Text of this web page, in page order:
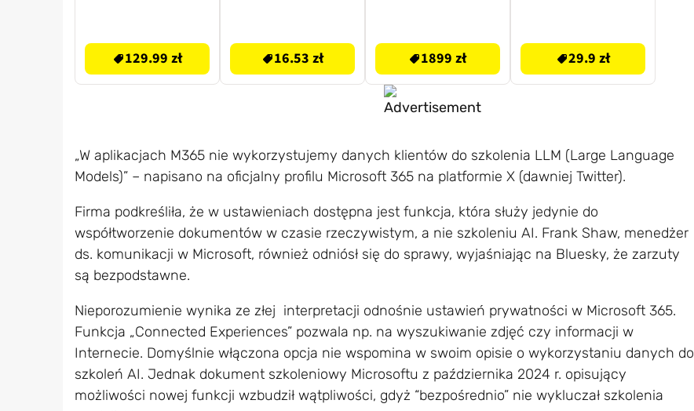
129.99 zł 16.53 zł 1899 zł
Fold 8 Ultra (4 szt.)
29.9 zł
„W aplikacjach M365 nie wykorzystujemy danych klientów do szkolenia LLM (Large Language
Models)” – napisano na oficjalny profilu Microsoft 365 na platformie X (dawniej Twitter).
Firma podkreśliła, że w ustawieniach dostępna jest funkcja, która służy jedynie do
współtworzenie dokumentów w czasie rzeczywistym, a nie szkoleniu AI. Frank Shaw, menedżer
ds. komunikacji w Microsoft, również odniósł się do sprawy, wyjaśniając na Bluesky, że zarzuty
są bezpodstawne.
Nieporozumienie wynika ze złej interpretacji odnośnie ustawień prywatności w Microsoft 365.
Funkcja „Connected Experiences” pozwala np. na wyszukiwanie zdjęć czy informacji w
Internecie. Domyślnie włączona opcja nie wspomina w swoim opisie o wykorzystaniu danych do
szkoleń AI. Jednak dokument szkoleniowy Microsoftu z października 2024 r. opisujący
możliwości nowej funkcji wzbudził wątpliwości, gdyż “bezpośrednio” nie wykluczał szkolenia